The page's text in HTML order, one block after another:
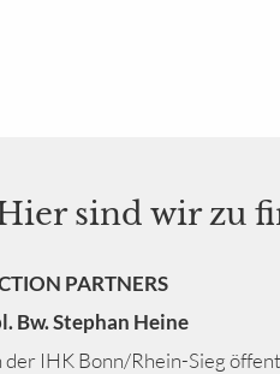
sind wir zu
PARTNERS
Bw. Stephan Heine
der IHK Bonn/Rhein-Sieg